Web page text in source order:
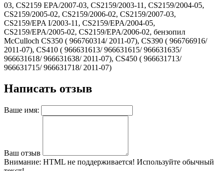
03, CS2159 EPA/2007-03, CS2159/2003-11, CS2159/2004-05,
CS2159/2005-02, CS2159/2006-02, CS2159/2007-03,
CS2159/EPA I/2003-11, CS2159/EPA/2004-05,
CS2159/EPA/2005-02, CS2159/EPA/2006-02, бензопил
McCulloch CS350 ( 966760314/ 2011-07), CS390 ( 966766916/
2011-07), CS410 ( 966631613/ 966631615/ 966631635/
966631618/ 966631638/ 2011-07), CS450 ( 966631713/
966631715/ 966631718/ 2011-07)
Написать отзыв
Ваше имя:
Ваш отзыв
Внимание: HTML не поддерживается! Используйте обычный